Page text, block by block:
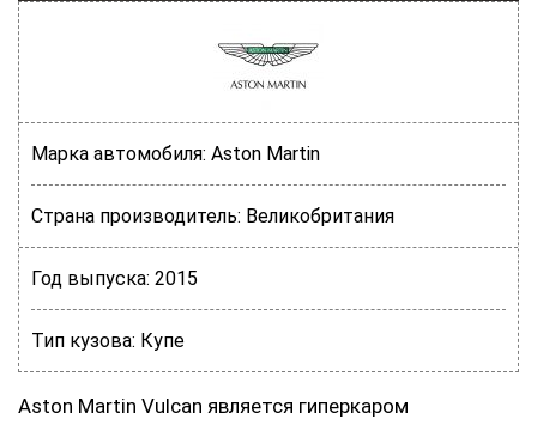
Марка автомобиля: Aston Martin
Страна производитель: Великобритания
Год выпуска: 2015
Тип кузова: Купе
Aston Martin Vulcan является гиперкаром